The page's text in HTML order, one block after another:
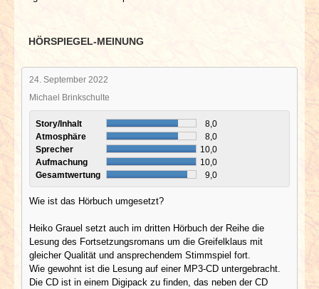
HÖRSPIEGEL-MEINUNG
24. September 2022
Michael Brinkschulte
Story/Inhalt
8,0
Atmosphäre
8,0
Sprecher
10,0
Aufmachung
10,0
Gesamtwertung
9,0
Wie ist das Hörbuch umgesetzt?
Heiko Grauel setzt auch im dritten Hörbuch der Reihe die
Lesung des Fortsetzungsromans um die Greifelklaus mit
gleicher Qualität und ansprechendem Stimmspiel fort.
Wie gewohnt ist die Lesung auf einer MP3-CD untergebracht.
Die CD ist in einem Digipack zu finden, das neben der CD